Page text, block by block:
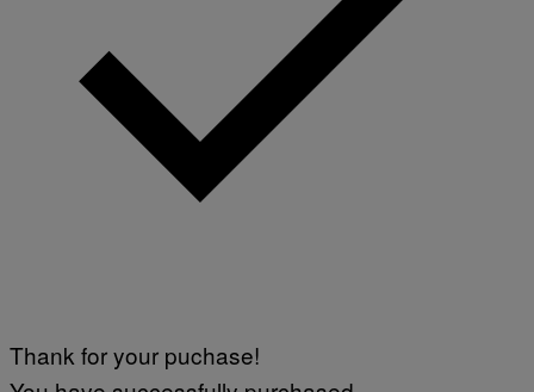
Thank for your puchase!